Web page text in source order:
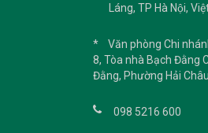
Láng, TP Hà Nội,
* Văn phòng Chi
8, Tòa nhà Bạch Đằng
Đằng, Phường Hải
098 5216 600